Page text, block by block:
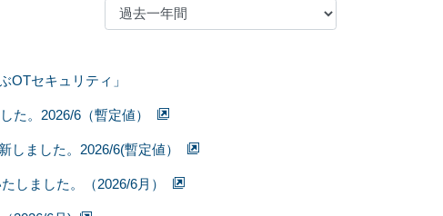
OTセキュリティ」
た。2026/6（暫定値）
ました。2026/6(暫定値）
しました。（2026/6月）